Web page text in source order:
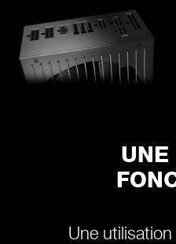
UNE
Une